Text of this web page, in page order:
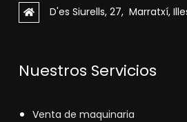
D'es Siurells, 27, Marratxí,
Nuestros Servicios
Venta de maquinaria